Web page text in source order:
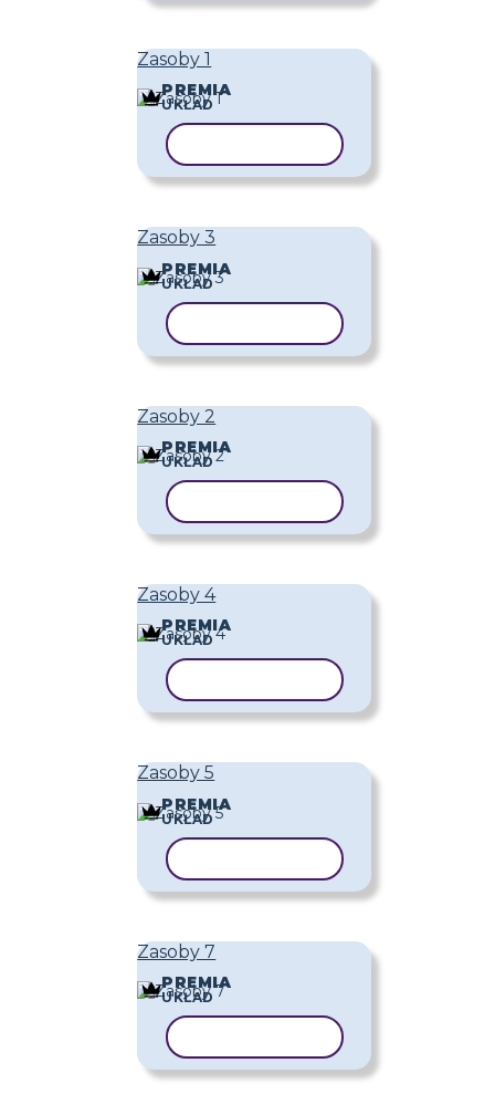
Zasoby 1
PREMIA
UKŁAD
Zasoby 3
PREMIA
UKŁAD
Zasoby 2
PREMIA
UKŁAD
Zasoby 4
PREMIA
UKŁAD
Zasoby 5
PREMIA
UKŁAD
Zasoby 7
PREMIA
UKŁAD